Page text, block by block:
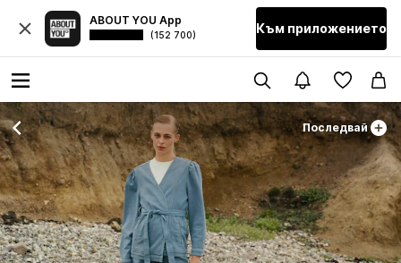
ABOUT YOU App
(152 700) Към приложението
Последвай